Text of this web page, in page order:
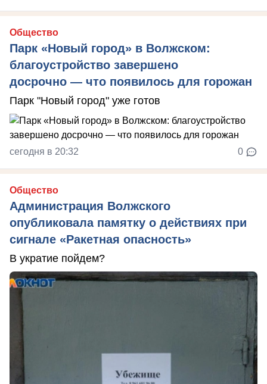
Общество
Парк «Новый город» в Волжском:
благоустройство завершено
досрочно — что появилось для горожан
Парк "Новый город" уже готов
сегодня в 20:32 0
Общество
Администрация Волжского
опубликовала памятку о действиях при
сигнале «Ракетная опасность»
В укратие пойдем?